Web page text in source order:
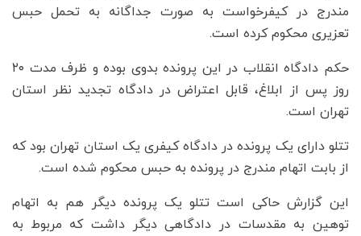
مندرج در کیفرخواست به صورت جداگانه به تحمل حبس
تعزیری محکوم کرده است.
حکم دادگاه انقلاب در این پرونده بدوی بوده و ظرف مدت ۲۰
روز پس از ابلاغ، قابل اعتراض در دادگاه تجدید نظر استان
تهران است.
تتلو دارای یک پرونده در دادگاه کیفری یک استان تهران بود که
از بابت اتهام مندرج در پرونده به حبس محکوم شده است.
این گزارش حاکی است تتلو یک پرونده دیگر هم به اتهام
توهین به مقدسات در دادگاهی دیگر داشت که مربوط به